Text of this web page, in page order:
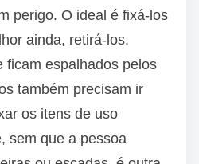
perigo. O ideal é fixá-los
ainda, retirá-los.
ficam espalhados pelos
também precisam ir
os itens de uso
sem que a pessoa